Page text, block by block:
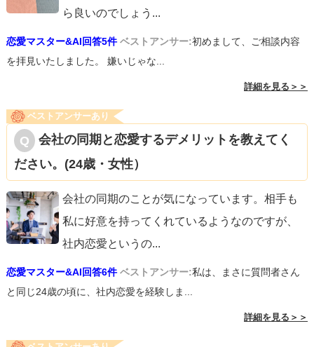
ら良いのでしょう ...
恋愛マスター&AI回答5件 ベストアンサー:初めまして、ご相談内容
を拝見いたしました。 嫌いじゃな...
詳細を見る＞＞
ベストアンサーあり
会社の同期と恋愛するデメリットを教えてく
ださい。(24歳・女性）
会社の同期のことが気になっています。相手も
私に好意を持ってくれているようなのですが、
社内恋愛というの...
恋愛マスター&AI回答6件 ベストアンサー:私は、まさに質問者さん
と同じ24歳の頃に、社内恋愛を経験しま...
詳細を見る＞＞